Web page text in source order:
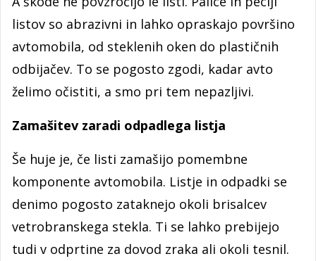
listov so abrazivni in lahko opraskajo površino
avtomobila, od steklenih oken do plastičnih
odbijačev. To se pogosto zgodi, kadar avto
želimo očistiti, a smo pri tem nepazljivi.
Zamašitev zaradi odpadlega listja
Še huje je, če listi zamašijo pomembne
komponente avtomobila. Listje in odpadki se
denimo pogosto zataknejo okoli brisalcev
vetrobranskega stekla. Ti se lahko prebijejo
tudi v odprtine za dovod zraka ali okoli tesnil.